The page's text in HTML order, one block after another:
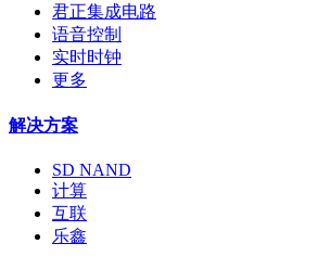
君正集成电路
语音控制
实时时钟
更多
解决方案
SD NAND
计算
互联
乐鑫